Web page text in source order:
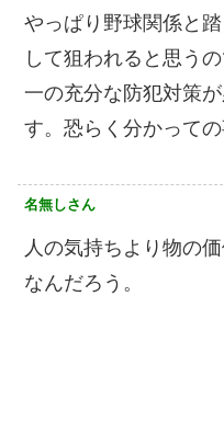
やっぱり野球関係と
して狙われると思う
一の充分な防犯対策
す。恐らく分かっての
名無しさん
人の気持ちより物の
なんだろう。